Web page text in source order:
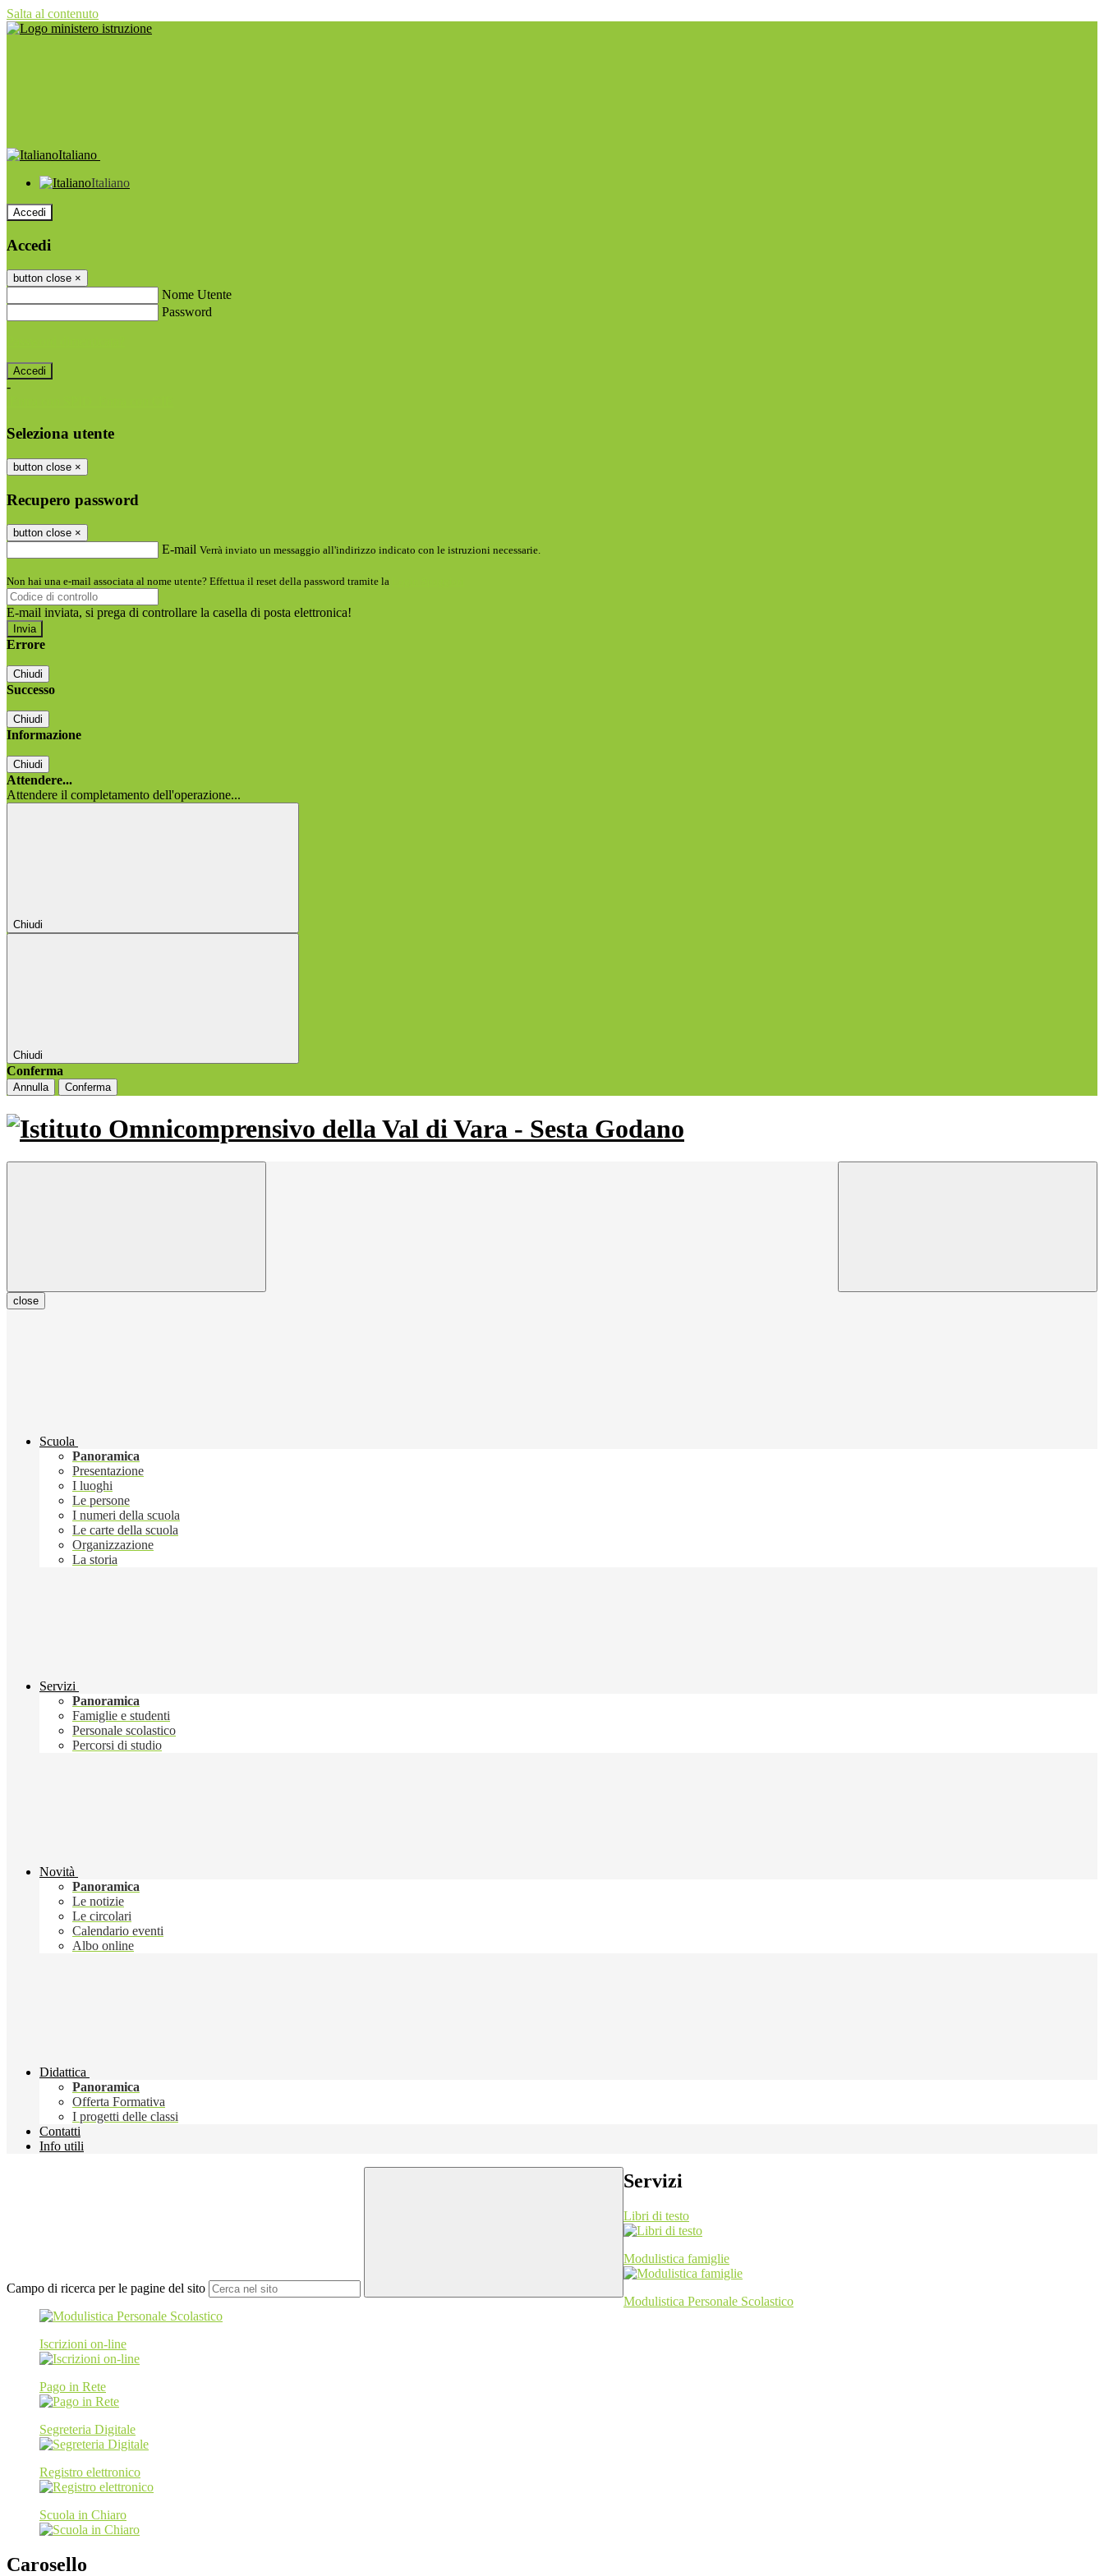
Salta al contenuto
Italiano
Italiano
Accedi
Accedi
button close ×
Nome Utente
Password
-
Seleziona utente
button close ×
Recupero password
button close ×
E-mail Verrà inviato un messaggio all'indirizzo indicato con le istruzioni necessarie.
Non hai una e-mail associata al nome utente? Effettua il reset della password tramite la
E-mail inviata, si prega di controllare la casella di posta elettronica!
Errore
Chiudi
Successo
Chiudi
Informazione
Chiudi
Attendere...
Attendere il completamento dell'operazione...
Chiudi
Chiudi
Conferma
Annulla Conferma
close
Scuola
Panoramica
Presentazione
I luoghi
Le persone
I numeri della scuola
Le carte della scuola
Organizzazione
La storia
Servizi
Panoramica
Famiglie e studenti
Personale scolastico
Percorsi di studio
Novità
Panoramica
Le notizie
Le circolari
Calendario eventi
Albo online
Didattica
Panoramica
Offerta Formativa
I progetti delle classi
Contatti
Info utili
Campo di ricerca per le pagine del sito
Servizi
Libri di testo
Modulistica famiglie
Modulistica Personale Scolastico
Iscrizioni on-line
Pago in Rete
Segreteria Digitale
Registro elettronico
Scuola in Chiaro
Carosello